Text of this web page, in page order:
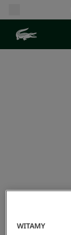
WITAMY